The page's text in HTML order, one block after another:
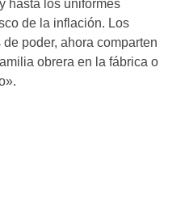
hasta los uniformes
de la inflación. Los
poder, ahora comparten
obrera en la fábrica o